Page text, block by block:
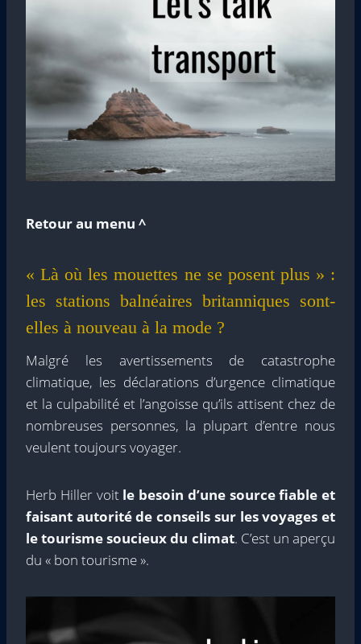
Retour au menu ^
« Là où les mouettes ne se posent plus » :
les stations balnéaires britanniques sont-
elles à nouveau à la mode ?
Malgré les avertissements de catastrophe
climatique, les déclarations d’urgence climatique
et la culpabilité et l’angoisse qu’ils attisent chez de
nombreuses personnes, la plupart d’entre nous
veulent toujours voyager.
Herb Hiller voit le besoin d’une source fiable et
faisant autorité de conseils sur les voyages et
le tourisme soucieux du climat. C’est un aperçu
du « bon tourisme ».